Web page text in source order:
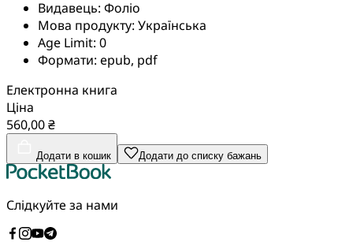
Видавець: Фоліо
Мова продукту: Українська
Age Limit: 0
Формати: epub, pdf
Електронна книга
Ціна
560,00 ₴
Додати в кошик Додати до списку бажань
Слідкуйте за нами